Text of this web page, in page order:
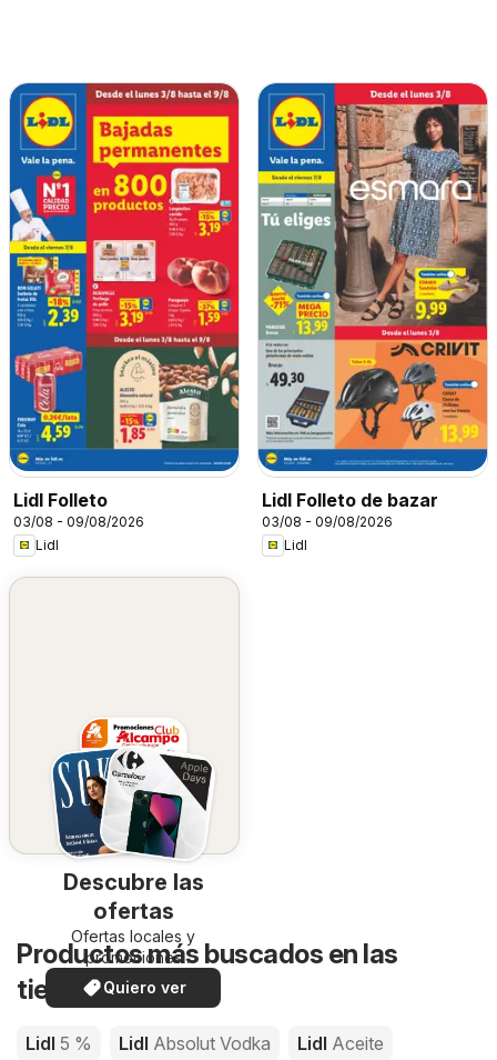
Lidl Folleto
03/08 - 09/08/2026
Lidl
Lidl Folleto de bazar
03/08 - 09/08/2026
Lidl
Descubre las
ofertas
Ofertas locales y
promociones
especiales.
Quiero ver
Productos más buscados en las
tiendas de Lidl
Lidl 5 % Lidl Absolut Vodka Lidl Aceite